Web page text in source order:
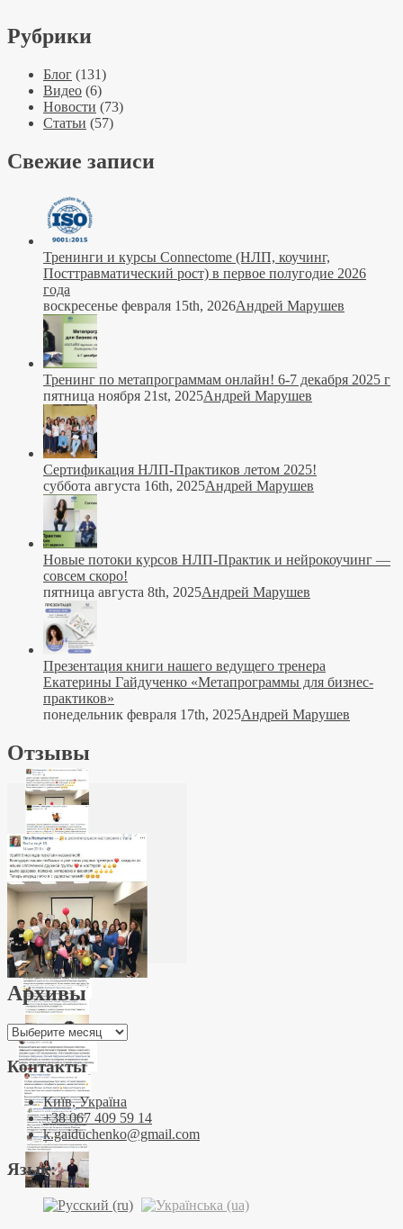
Рубрики
Блог (131)
Видео (6)
Новости (73)
Статьи (57)
Свежие записи
Тренинги и курсы Connectome (НЛП, коучинг,
Посттравматический рост) в первое полугодие 2026
года
воскресенье февраля 15th, 2026Андрей Марушев
Тренинг по метапрограммам онлайн! 6-7 декабря 2025 г
пятница ноября 21st, 2025Андрей Марушев
Сертификация НЛП-Практиков летом 2025!
суббота августа 16th, 2025Андрей Марушев
Новые потоки курсов НЛП-Практик и нейрокоучинг —
совсем скоро!
пятница августа 8th, 2025Андрей Марушев
Презентация книги нашего ведущего тренера
Екатерины Гайдученко «Метапрограммы для бизнес-
практиков»
понедельник февраля 17th, 2025Андрей Марушев
Отзывы
Архивы
Архивы
Контакты
Київ, Україна
+38 067 409 59 14
k.gaiduchenko@gmail.com
Язык: